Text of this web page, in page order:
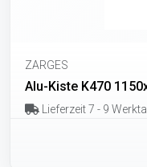
ZARGES
Alu-Kiste K470
Lieferzeit 7 - 9